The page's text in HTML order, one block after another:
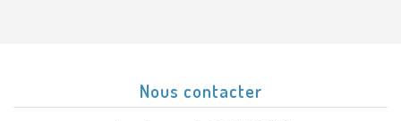
Nous contacter